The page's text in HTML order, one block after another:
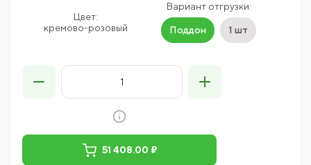
Цвет:
кремово-розовый
Вариант отгрузки:
Поддон 1 шт
51 408.00 ₽